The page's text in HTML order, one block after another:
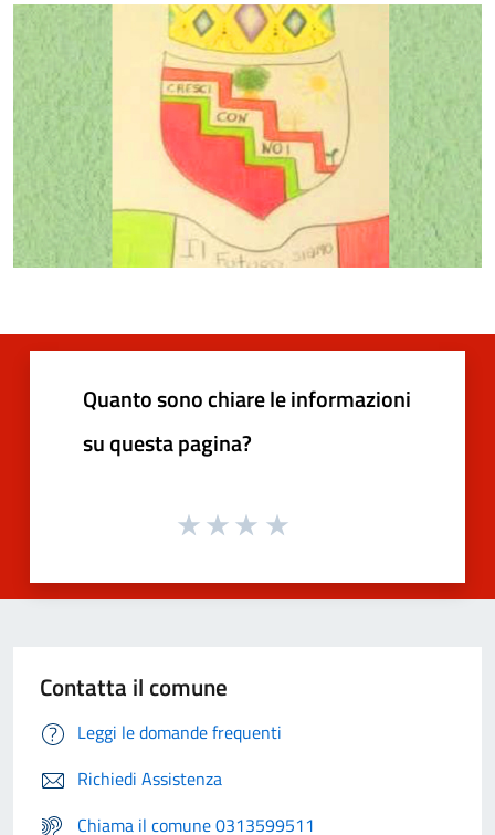
Quanto sono chiare le informazioni
su questa pagina?
Contatta il comune
Leggi le domande frequenti
Richiedi Assistenza
Chiama il comune 0313599511